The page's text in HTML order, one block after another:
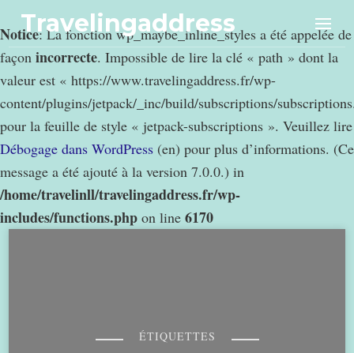
Notice: La fonction wp_maybe_inline_styles a été appelée de
façon incorrecte. Impossible de lire la clé « path » dont la
valeur est « https://www.travelingaddress.fr/wp-
content/plugins/jetpack/_inc/build/subscriptions/
pour la feuille de style « jetpack-subscriptions ». Veuillez lire
Débogage dans WordPress (en) pour plus d’informations. (Ce
message a été ajouté à la version 7.0.0.) in
/home/travelinll/travelingaddress.fr/wp-
includes/functions.php on line 6170
Travelingaddress
ÉTIQUETTES